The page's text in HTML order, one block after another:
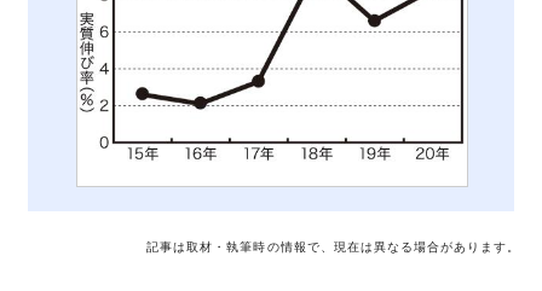
記事は取材・執筆時の情報で、現在は異なる場合があります。